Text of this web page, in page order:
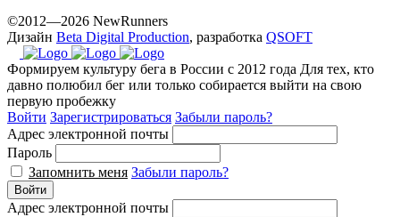
©2012—2026 NewRunners
Дизайн Beta Digital Production, разработка QSOFT
Формируем культуру бега в России с 2012 года Для тех, кто
давно полюбил бег или только собирается выйти на свою
первую пробежку
Войти Зарегистрироваться Забыли пароль?
Адрес электронной почты
Пароль
Запомнить меня Забыли пароль?
Войти
Адрес электронной почты